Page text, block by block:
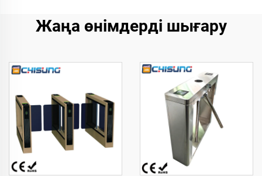
Жаңа өнімдерді шығару